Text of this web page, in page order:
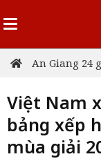
An Giang 24
Việt Nam
bảng xếp
mùa giải